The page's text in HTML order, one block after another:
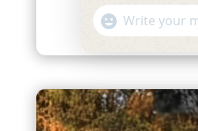
2027. Afin
lire
WhatsApp